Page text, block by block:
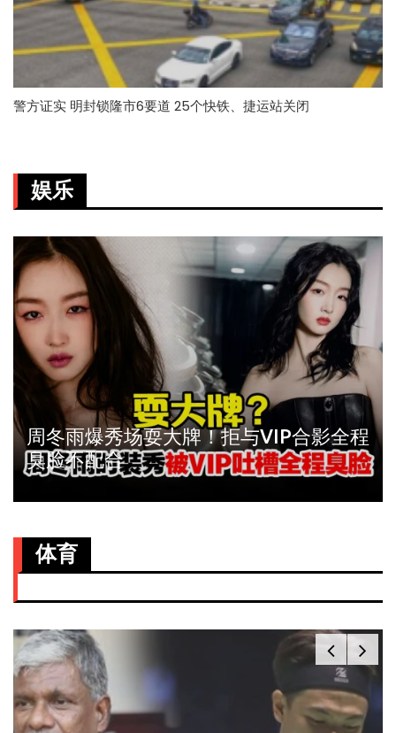
警方证实 明封锁隆市6要道 25个快铁、捷运站关闭
娱乐
周冬雨爆秀场耍大牌！拒与VIP合影全程
臭脸不配合
体育